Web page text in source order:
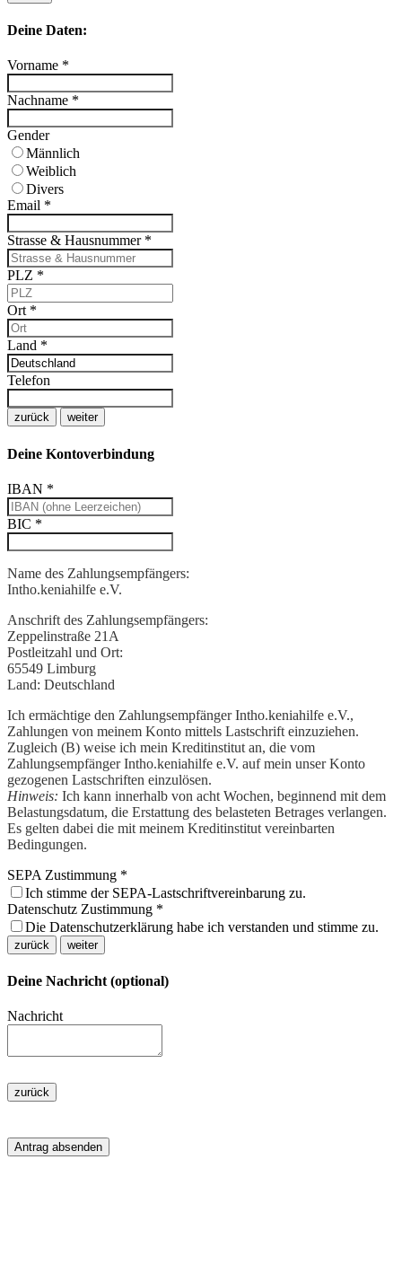
Deine Daten:
Vorname *
Nachname *
Gender
Männlich
Weiblich
Divers
Email *
Strasse & Hausnummer *
PLZ *
Ort *
Land *
Telefon
zurück weiter
Deine Kontoverbindung
IBAN *
BIC *
Name des Zahlungsempfängers:
Intho.keniahilfe e.V.
Anschrift des Zahlungsempfängers:
Zeppelinstraße 21A
Postleitzahl und Ort:
65549 Limburg
Land: Deutschland
Ich ermächtige den Zahlungsempfänger Intho.keniahilfe e.V.,
Zahlungen von meinem Konto mittels Lastschrift einzuziehen.
Zugleich (B) weise ich mein Kreditinstitut an, die vom
Zahlungsempfänger Intho.keniahilfe e.V. auf mein unser Konto
gezogenen Lastschriften einzulösen.
Hinweis: Ich kann innerhalb von acht Wochen, beginnend mit dem
Belastungsdatum, die Erstattung des belasteten Betrages verlangen.
Es gelten dabei die mit meinem Kreditinstitut vereinbarten
Bedingungen.
SEPA Zustimmung *
Ich stimme der SEPA-Lastschriftvereinbarung zu.
Datenschutz Zustimmung *
Die Datenschutzerklärung habe ich verstanden und stimme zu.
zurück weiter
Deine Nachricht (optional)
Nachricht
zurück
Antrag absenden